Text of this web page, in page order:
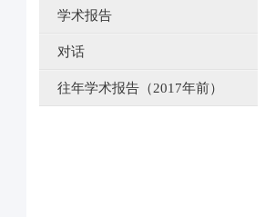
学术报告
对话
往年学术报告（2017年前）